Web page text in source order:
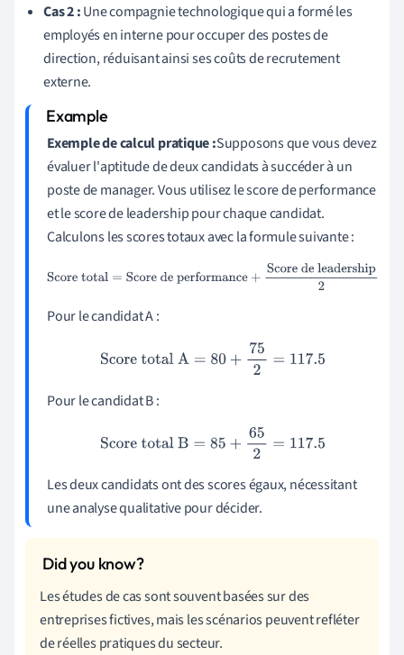
Cas 2 :Une compagnie technologique qui a formé les
employés en interne pour occuper des postes de
direction, réduisant ainsi ses coûts de recrutement
externe.
Exemple de calcul pratique :Supposons que vous devez
évaluer l'aptitude de deux candidats à succéder à un
poste de manager. Vous utilisez le score de performance
et le score de leadership pour chaque candidat.
Calculons les scores totaux avec la formule suivante :
Score total=Score de performance+Score de
Pour le candidat A :
Score total A =80+752=117.5
Pour le candidat B :
Score total B =85 +652=117.5
Les deux candidats ont des scores égaux, nécessitant
une analyse qualitative pour décider.
Les études de cas sont souvent basées sur des
entreprises fictives, mais les scénarios peuvent refléter
de réelles pratiques du secteur.